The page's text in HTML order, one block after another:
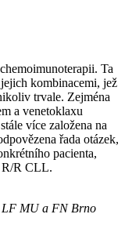
Ta
kombinacemi, jež
trvale. Zejména
a venetoklaxu
více založena na
řada otázek,
pacienta,
R/R CLL.
LF MU a FN Brno